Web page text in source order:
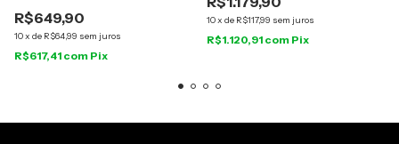
R$649,90
10x de R$64,99 sem juros
R$617,41 com Pix
10x de R$117,99 sem juros
R$1.120,91 com Pix